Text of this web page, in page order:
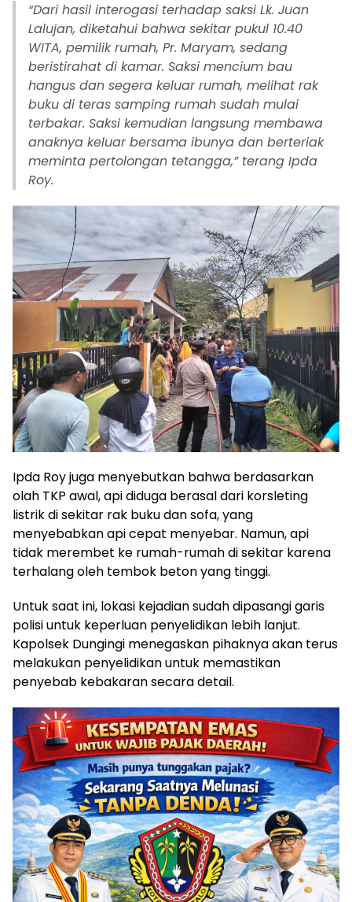
“Dari hasil interogasi terhadap saksi Lk. Juan
Lalujan, diketahui bahwa sekitar pukul 10.40
WITA, pemilik rumah, Pr. Maryam, sedang
beristirahat di kamar. Saksi mencium bau
hangus dan segera keluar rumah, melihat rak
buku di teras samping rumah sudah mulai
terbakar. Saksi kemudian langsung membawa
anaknya keluar bersama ibunya dan berteriak
meminta pertolongan tetangga,” terang Ipda
Roy.
Ipda Roy juga menyebutkan bahwa berdasarkan
olah TKP awal, api diduga berasal dari korsleting
listrik di sekitar rak buku dan sofa, yang
menyebabkan api cepat menyebar. Namun, api
tidak merembet ke rumah-rumah di sekitar karena
terhalang oleh tembok beton yang tinggi.
Untuk saat ini, lokasi kejadian sudah dipasangi garis
polisi untuk keperluan penyelidikan lebih lanjut.
Kapolsek Dungingi menegaskan pihaknya akan terus
melakukan penyelidikan untuk memastikan
penyebab kebakaran secara detail.